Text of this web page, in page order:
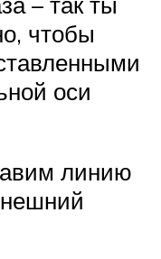
чтобы
оси
линию